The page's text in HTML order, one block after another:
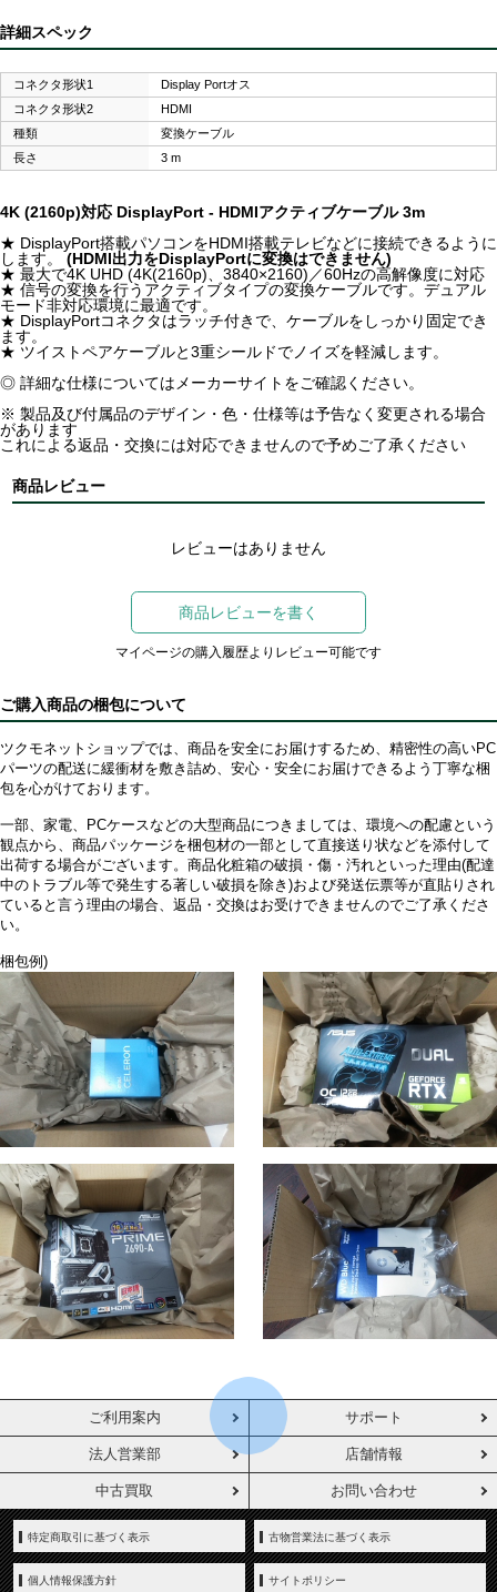
詳細スペック
コネクタ形状1
Display Portオス
コネクタ形状2
HDMI
種類
変換ケーブル
長さ
3 m
4K (2160p)対応 DisplayPort - HDMIアクティブケーブル 3m
★ DisplayPort搭載パソコンをHDMI搭載テレビなどに接続できるように
します。 (HDMI出力をDisplayPortに変換はできません)
★ 最大で4K UHD (4K(2160p)、3840×2160)／60Hzの高解像度に対応
★ 信号の変換を行うアクティブタイプの変換ケーブルです。デュアル
モード非対応環境に最適です。
★ DisplayPortコネクタはラッチ付きで、ケーブルをしっかり固定でき
ます。
★ ツイストペアケーブルと3重シールドでノイズを軽減します。
◎ 詳細な仕様についてはメーカーサイトをご確認ください。
※ 製品及び付属品のデザイン・色・仕様等は予告なく変更される場合
があります
これによる返品・交換には対応できませんので予めご了承ください
商品レビュー
レビューはありません
商品レビューを書く
マイページの購入履歴よりレビュー可能です
ご購入商品の梱包について
ツクモネットショップでは、商品を安全にお届けするため、精密性の高いPC
パーツの配送に緩衝材を敷き詰め、安心・安全にお届けできるよう丁寧な梱
包を心がけております。
一部、家電、PCケースなどの大型商品につきましては、環境への配慮という
観点から、商品パッケージを梱包材の一部として直接送り状などを添付して
出荷する場合がございます。商品化粧箱の破損・傷・汚れといった理由(配達
中のトラブル等で発生する著しい破損を除き)および発送伝票等が直貼りされ
ていると言う理由の場合、返品・交換はお受けできませんのでご了承くださ
い。
梱包例)
ご利用案内 サポート
法人営業部 店舗情報
中古買取 お問い合わせ
特定商取引に基づく表示 古物営業法に基づく表示
個人情報保護方針 サイトポリシー